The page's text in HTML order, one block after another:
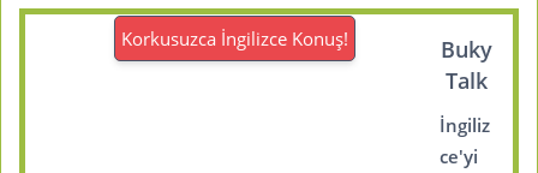
Korkusuzca İngilizce Konuş!
Buky
Talk
İngiliz
ce'yi